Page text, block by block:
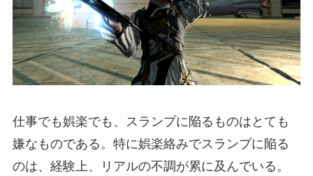
仕事でも娯楽でも、スランプに陥るものはとても
嫌なものである。特に娯楽絡みでスランプに陥る
のは、経験上、リアルの不調が累に及んでいる。